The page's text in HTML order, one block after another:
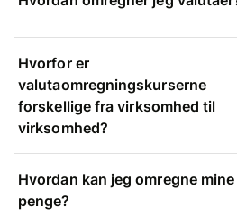
Hvorfor er
valutaomregningskurserne
forskellige fra virksomhed til
virksomhed?
Hvordan kan jeg omregne mine
penge?